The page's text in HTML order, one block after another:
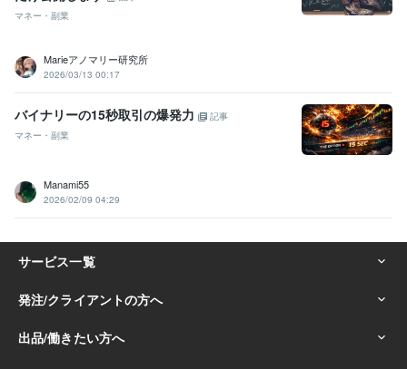
マネー・副業
Marieアノマリー研究所
2026/03/13 00:17
バイナリーの15秒取引の爆発力
記事
マネー・副業
Manami55
2026/02/09 04:29